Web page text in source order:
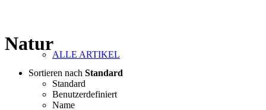
ALLE ARTIKEL
Natur
Sortieren nach Standard
Standard
Benutzerdefiniert
Name